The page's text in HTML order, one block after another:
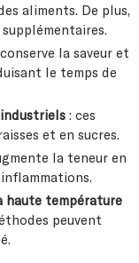
aliments. De plus,
la saveur et
le temps de
: ces
et en sucres.
la teneur en
haute température
peuvent